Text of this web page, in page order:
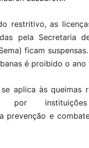
restritivo, as
pela Secretaria
ficam
é proibido o ano
aplica às queimas
por
prevenção e